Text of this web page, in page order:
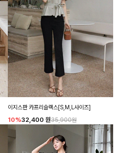
이지스판 카프리슬랙스[S,M,L사이즈]
10%32,400 원35,900원